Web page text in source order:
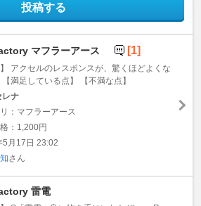
投稿する
マフラーアース [1]
】 アクセルのレスポンスが、驚くほどよくな
【満足している点】 【不満な点】
レナ
：マフラーアース
：1,200円
5月17日 23:02
さん
雷電